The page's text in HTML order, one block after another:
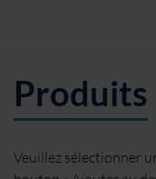
Produits
Veuillez sélectionner